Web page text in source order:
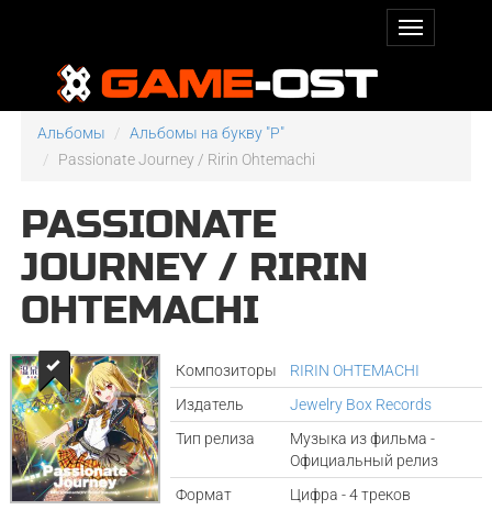
Альбомы
Альбомы на букву "P"
Passionate Journey / Ririn Ohtemachi
PASSIONATE
JOURNEY / RIRIN
OHTEMACHI
Композиторы
RIRIN OHTEMACHI
Издатель
Jewelry Box Records
Тип релиза
Музыка из фильма -
Официальный релиз
Формат
Цифра - 4 треков